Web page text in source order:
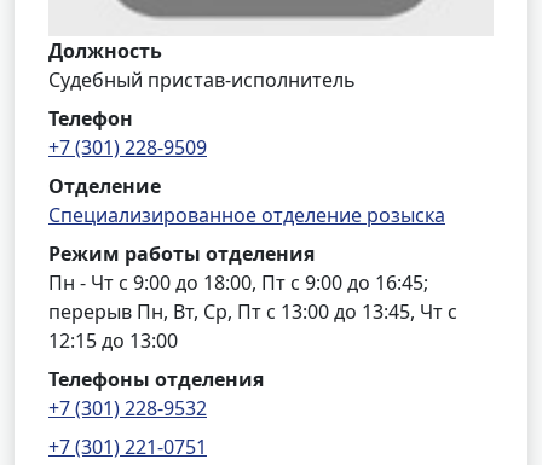
Должность
Судебный пристав-исполнитель
Телефон
+7 (301) 228-9509
Отделение
Специализированное отделение розыска
Режим работы отделения
Пн - Чт с 9:00 до 18:00, Пт с 9:00 до 16:45;
перерыв Пн, Вт, Ср, Пт с 13:00 до 13:45, Чт с
12:15 до 13:00
Телефоны отделения
+7 (301) 228-9532
+7 (301) 221-0751